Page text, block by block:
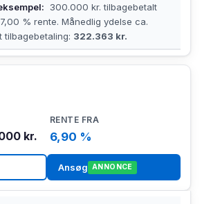
300.000 kr. tilbagebetalt
% rente. Månedlig ydelse ca.
tilbagebetaling: 322.363 kr.
kr. 6,90 %
Ansøg ANNONCE